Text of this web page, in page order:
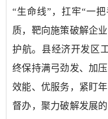
“生命线”，扛牢“一
质，靶向施策破解企
护航。县经济开发区
终保持满弓劲发、加
效能、优服务，紧盯
督办，聚力破解发展